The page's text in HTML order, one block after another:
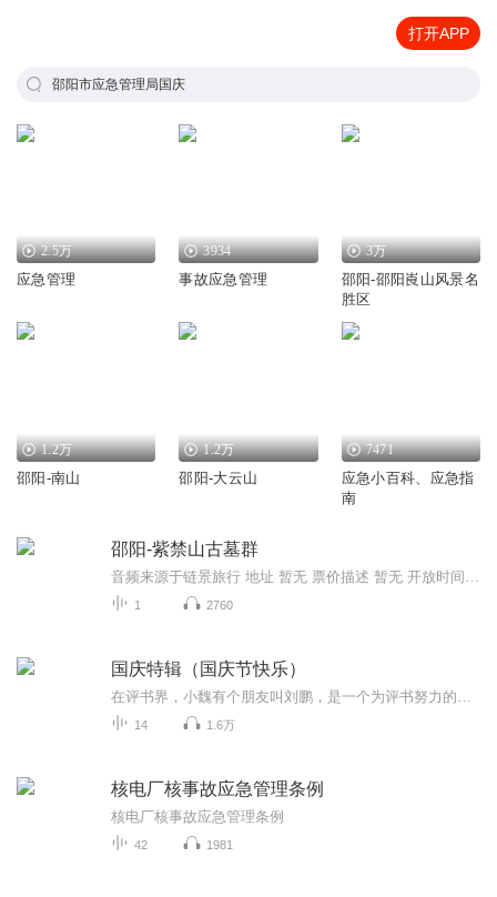
打开APP
邵阳市应急管理局国庆
2.5万
应急管理
3934
事故应急管理
3万
邵阳-邵阳崀山风景名
胜区
1.2万
邵阳-南山
1.2万
邵阳-大云山
7471
应急小百科、应急指
南
邵阳-紫禁山古墓群
1 2760
国庆特辑（国庆节快乐）
14 1.6万
核电厂核事故应急管理条例
核电厂核事故应急管理条例
42 1981